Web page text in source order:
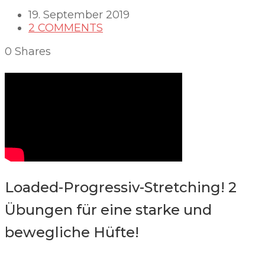
19. September 2019
2 COMMENTS
0 Shares
​Loaded-Progressiv-Stretching! 2
Übungen für eine starke und
bewegliche Hüfte!